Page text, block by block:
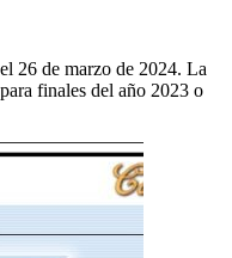
26 de marzo de 2024. La
finales del año 2023 o